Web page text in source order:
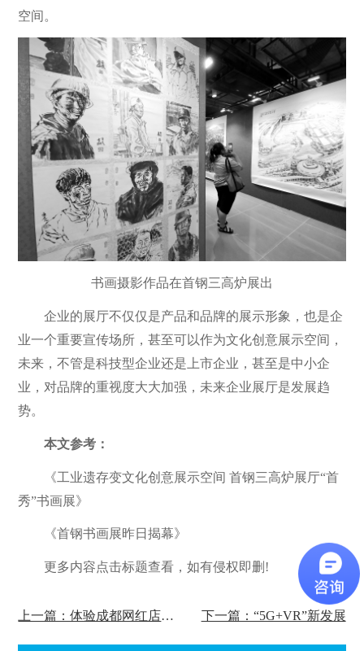
空间。
书画摄影作品在首钢三高炉展出
企业的展厅不仅仅是产品和品牌的展示形象，也是企
业一个重要宣传场所，甚至可以作为文化创意展示空间，
未来，不管是科技型企业还是上市企业，甚至是中小企
业，对品牌的重视度大大加强，未来企业展厅是发展趋
势。
本文参考：
《工业遗存变文化创意展示空间 首钢三高炉展厅“首
秀”书画展》
《首钢书画展昨日揭幕》
更多内容点击标题查看，如有侵权即删!
上一篇：体验成都网红店捷途"智慧"汽车展厅 下一篇：“5G+VR”新发展